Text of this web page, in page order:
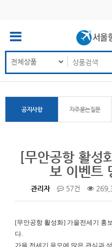
공지사항 자주묻는질문
[무안공항 활성
보 이벤트
관리자 57건
[무안공항 활성화] 가을전세기 홍
다.
가을 전세기 응모에 많은 관심과